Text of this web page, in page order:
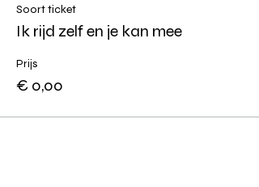
Soort ticket
Ik rijd zelf en je kan mee
Prijs
€ 0,00